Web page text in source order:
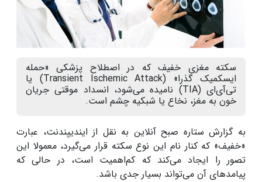
سکته مغزی خفیف که در اصطلاح پزشکی «حمله
ایسکمیک گذرا» (Transient Ischemic Attack) یا
تی‌آی‌ای (TIA) نامیده می‌شود، انسداد موقتی جریان
خون به مغز، نخاع یا شبکیه چشم است.
به گزارش ستاره صبح آنلاین به نقل از ایندیپندنت، عبارت
«خفیف» که کنار نام این نوع سکته قرار می‌گیرد، معمولا این
تصور را ایجاد می‌کند که کم‌اهمیت است، در حالی که
پیامدهای آن می‌تواند بسیار جدی باشد.